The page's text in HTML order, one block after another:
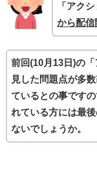
「アク
から配
前回(10月13日)の
見した問題点が多
ているとの事です
れている方には最
ないでしょうか。